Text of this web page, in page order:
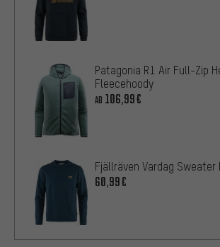
Patagonia R1 Air Full-Zip
Fleecehoody
AB 106,99€
Fjällräven Vardag Sweater
60,99€